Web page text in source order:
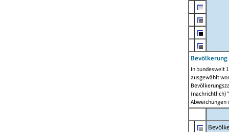
In bundesweit
ausgewählt
Abweichungen